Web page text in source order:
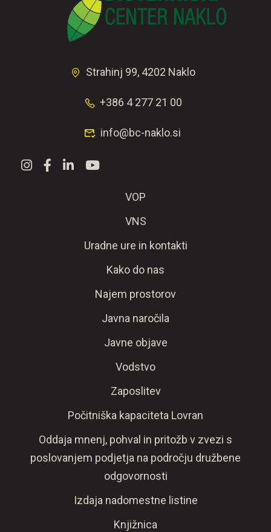
Strahinj 99, 4202 Naklo
+386 4 277 21 00
info@bc-naklo.si
VOP
VNS
Uradne ure in kontakti
Kako do nas
Najem prostorov
Javna naročila
Javne objave
Vodstvo
Zaposlitev
Počitniška kapaciteta Lovran
Oddaja mnenj, pohval in pritožb v zvezi s
poslovanjem podjetja na področju družbene
odgovornosti
Izdaja nadomestne listine
Knjižnica